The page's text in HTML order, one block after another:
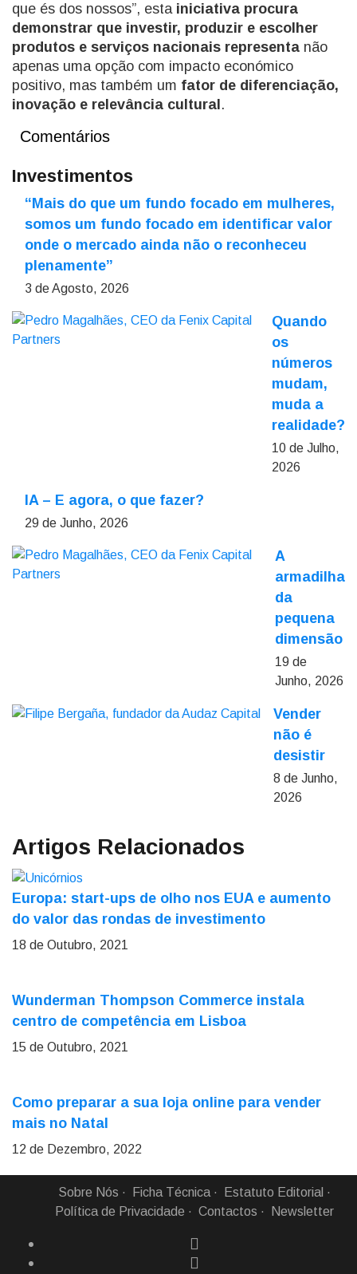
que és dos nossos”, esta iniciativa procura
demonstrar que investir, produzir e escolher
produtos e serviços nacionais representa não
apenas uma opção com impacto económico
positivo, mas também um fator de diferenciação,
inovação e relevância cultural .
Comentários
Investimentos
“Mais do que um fundo focado em mulheres,
somos um fundo focado em identificar valor
onde o mercado ainda não o reconheceu
plenamente”
3 de Agosto, 2026
Quando
os
números
mudam,
muda a
realidade?
10 de Julho,
2026
IA – E agora, o que fazer?
29 de Junho, 2026
A
armadilha
da
pequena
dimensão
19 de
Junho, 2026
Vender
não é
desistir
8 de Junho,
2026
Artigos Relacionados
Europa: start-ups de olho nos EUA e aumento
do valor das rondas de investimento
18 de Outubro, 2021
Wunderman Thompson Commerce instala
centro de competência em Lisboa
15 de Outubro, 2021
Como preparar a sua loja online para vender
mais no Natal
12 de Dezembro, 2022
Sobre Nós Ficha Técnica
Estatuto Editorial
Política de Privacidade
Contactos Newsletter